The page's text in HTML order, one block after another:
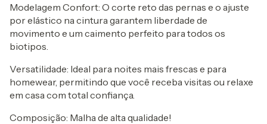
Modelagem Confort: O corte reto das pernas e o ajuste
por elástico na cintura garantem liberdade de
movimento e um caimento perfeito para todos os
biotipos.
Versatilidade: Ideal para noites mais frescas e para
homewear, permitindo que você receba visitas ou relaxe
em casa com total confiança.
Composição: Malha de alta qualidade!